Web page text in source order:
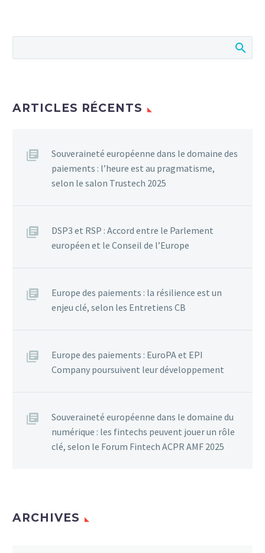
ARTICLES RÉCENTS
Souveraineté européenne dans le domaine des
paiements : l’heure est au pragmatisme,
selon le salon Trustech 2025
DSP3 et RSP : Accord entre le Parlement
européen et le Conseil de l’Europe
Europe des paiements : la résilience est un
enjeu clé, selon les Entretiens CB
Europe des paiements : EuroPA et EPI
Company poursuivent leur développement
Souveraineté européenne dans le domaine du
numérique : les fintechs peuvent jouer un rôle
clé, selon le Forum Fintech ACPR AMF 2025
ARCHIVES